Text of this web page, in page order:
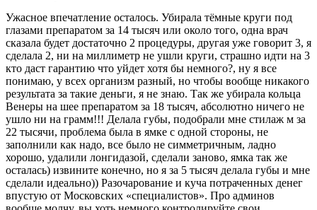
Ужасное впечатление осталось. Убирала тёмные круги под
глазами препаратом за 14 тысяч или около того, одна врач
сказала будет достаточно 2 процедуры, другая уже говорит 3, я
сделала 2, ни на миллиметр не ушли круги, страшно идти на 3
кто даст гарантию что уйдет хотя бы немного?, ну я все
понимаю, у всех организм разный, но чтобы вообще никакого
результата за такие деньги, я не знаю. Так же убирала кольца
Венеры на шее препаратом за 18 тысяч, абсолютно ничего не
ушло ни на грамм!!! Делала губы, подобрали мне стилаж м за
22 тысячи, проблема была в ямке с одной стороны, не
заполнили как надо, все было не симметричным, ладно
хорошо, удалили лонгидазой, сделали заново, ямка так же
осталась) извините конечно, но я за 5 тысяч делала губы и мне
сделали идеально)) Разочарование и куча потраченных денег
впустую от Московских «специалистов». Про админов